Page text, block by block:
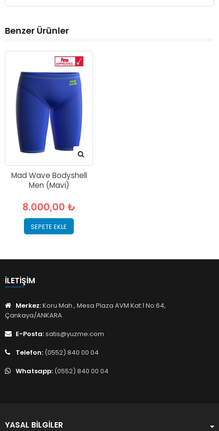
Benzer Ürünler
Mad Wave Bodyshell
Men (Mavi)
8.000,00 ₺
SEPETE EKLE
İLETIŞIM
Merkez:Koru Mah., Mesa Plaza AVM Kat:1 No:64,
Çankaya/ANKARA
E-Posta:satis@yuzme.com
Telefon: (0552) 840 00 04
Whatsapp: (0552) 840 00 04
YASAL BILGILER